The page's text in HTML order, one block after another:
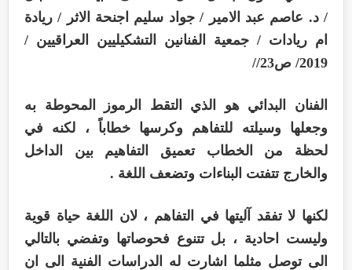
/ د. عاصم عبد الامير / جواد سليم اجنحة الاثر / ريادة
ام ريادات / جمعية الفنانين التشكيليين العراقيين /
2019/ ص23//
الفنان البدائي هو الذي التقط الرموز المحوطة به
وجعلها وسيلته للتفاهم وكرسها خطاباً ، لكنه في
لحظة من الخطاب تعميق التفاهيم بين الداخل
والخارج تتفتت البناءات وتضعف اللغة .
لكنها لا تفقد آليتها في التفاهم ، لان اللغة حياة قوية
وليست احادية ، بل تتنوع فحوصاتها وتفضي بالتالي
الى توصل مثلما اشارت له الدراسات الفنية الى ان